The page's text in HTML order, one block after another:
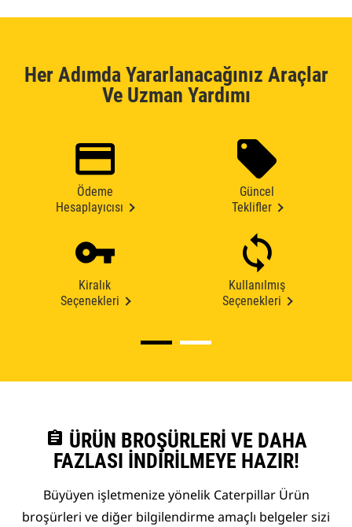
Her Adımda Yararlanacağınız Araçlar
Ve Uzman Yardımı
Ödeme
Hesaplayıcısı
Güncel
Teklifler
Kiralık
Seçenekleri
Kullanılmış
Seçenekleri
assignment ÜRÜN BROŞÜRLERI VE DAHA
FAZLASI İNDIRILMEYE HAZIR!
Büyüyen işletmenize yönelik Caterpillar Ürün
broşürleri ve diğer bilgilendirme amaçlı belgeler sizi